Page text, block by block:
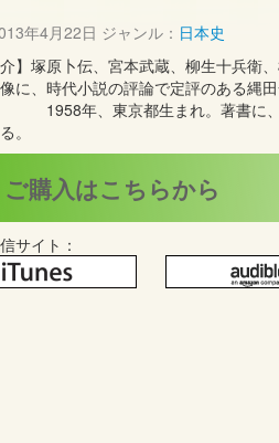
年4月22日 ジャンル： 日本史
介】 塚原卜伝、宮本武蔵、柳生十兵
に、時代小説の評論で定評のある
、東京都生まれ。著書に、様々
。
ご購入はこちらから
サイト：